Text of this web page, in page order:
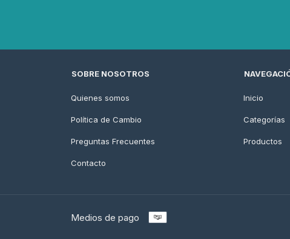
SOBRE NOSOTROS
Quienes somos
Política de Cambio
Preguntas Frecuentes
Contacto
Inicio
Categorías
Productos
Medios de pago